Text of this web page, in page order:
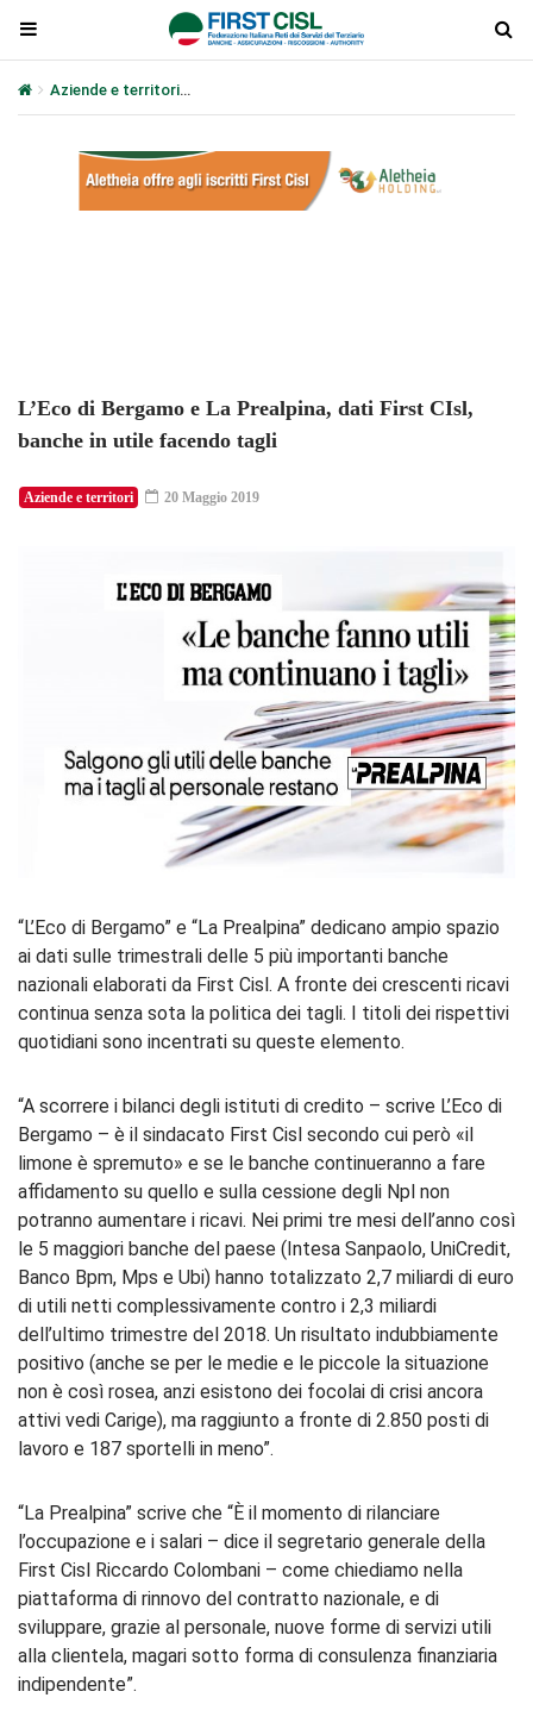
Aziende e territori
L’Eco di Bergamo e La Prealpina, dati First CIsl,
banche in utile facendo tagli
Aziende e territori 20 Maggio 2019
“L’Eco di Bergamo” e “La Prealpina” dedicano ampio spazio
ai dati sulle trimestrali delle 5 più importanti banche
nazionali elaborati da First Cisl. A fronte dei crescenti ricavi
continua senza sota la politica dei tagli. I titoli dei rispettivi
quotidiani sono incentrati su queste elemento.
“A scorrere i bilanci degli istituti di credito – scrive L’Eco di
Bergamo – è il sindacato First Cisl secondo cui però «il
limone è spremuto» e se le banche continueranno a fare
affidamento su quello e sulla cessione degli Npl non
potranno aumentare i ricavi. Nei primi tre mesi dell’anno così
le 5 maggiori banche del paese (Intesa Sanpaolo, UniCredit,
Banco Bpm, Mps e Ubi) hanno totalizzato 2,7 miliardi di euro
di utili netti complessivamente contro i 2,3 miliardi
dell’ultimo trimestre del 2018. Un risultato indubbiamente
positivo (anche se per le medie e le piccole la situazione
non è così rosea, anzi esistono dei focolai di crisi ancora
attivi vedi Carige), ma raggiunto a fronte di 2.850 posti di
lavoro e 187 sportelli in meno”.
“La Prealpina” scrive che “È il momento di rilanciare
l’occupazione e i salari – dice il segretario generale della
First Cisl Riccardo Colombani – come chiediamo nella
piattaforma di rinnovo del contratto nazionale, e di
sviluppare, grazie al personale, nuove forme di servizi utili
alla clientela, magari sotto forma di consulenza finanziaria
indipendente”.